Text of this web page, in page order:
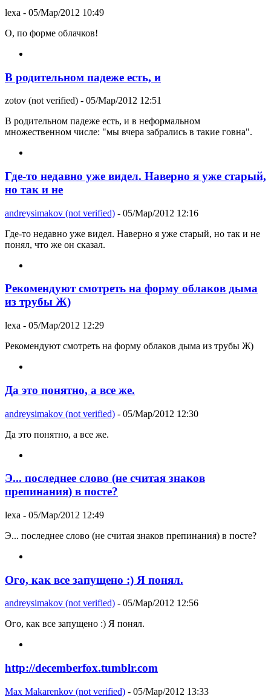
lexa - 05/Мар/2012 10:49
О, по форме облачков!
В родительном падеже есть, и
zotov (not verified) - 05/Мар/2012 12:51
В родительном падеже есть, и в неформальном
множественном числе: "мы вчера забрались в такие говна".
Где-то недавно уже видел. Наверно я уже старый,
но так и не
andreysimakov (not verified) - 05/Мар/2012 12:16
Где-то недавно уже видел. Наверно я уже старый, но так и не
понял, что же он сказал.
Рекомендуют смотреть на форму облаков дыма
из трубы Ж)
lexa - 05/Мар/2012 12:29
Рекомендуют смотреть на форму облаков дыма из трубы Ж)
Да это понятно, а все же.
andreysimakov (not verified) - 05/Мар/2012 12:30
Да это понятно, а все же.
Э... последнее слово (не считая знаков
препинания) в посте?
lexa - 05/Мар/2012 12:49
Э... последнее слово (не считая знаков препинания) в посте?
Ого, как все запущено :) Я понял.
andreysimakov (not verified) - 05/Мар/2012 12:56
Ого, как все запущено :) Я понял.
http://decemberfox.tumblr.com
Max Makarenkov (not verified) - 05/Мар/2012 13:33